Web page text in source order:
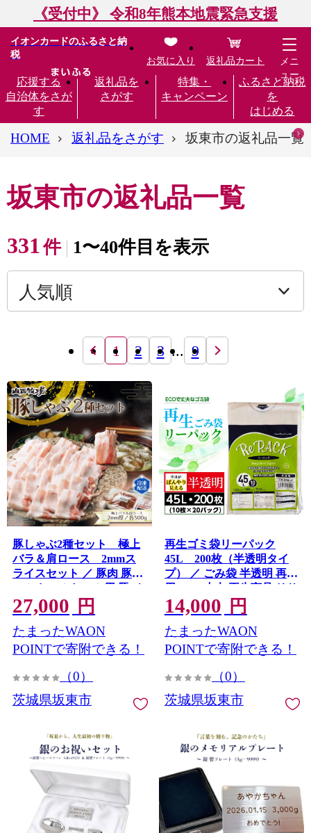
《受付中》 令和8年熊本地震緊急支援
イオンカードのふるさと納
税
応援する
自治体をさが
す
返礼品を
さがす
特集・
キャンペーン
ふるさと納税
を
はじめる
お気に入り 返礼品カート
メニ
ュー
HOME 返礼品をさがす 坂東市の返礼品一覧
坂東市の返礼品一覧
331件 1〜40件目を表示
1 2 3 ... 9
豚しゃぶ2種セット 極上
バラ＆肩ロース 2mmス
ライスセット ／ 豚肉 豚し
ゃぶ しゃぶしゃぶ用 豚バ
ラ 肩ロース 食べ比べ スラ
イス肉 2mmスライス 甘い
脂 やわらかい豚肉 豚汁 肉
巻き 鍋料理 お取り寄せ グ
城県 No.907
27,000 円
たまったWAON
POINTで寄附できる！
（0）
茨城県坂東市
再生ゴミ袋リーパック
45L 200枚（半透明タイ
プ） ／ ごみ袋 半透明 再利
用 エコ 丈夫 再生商品 リサ
イクル 国内生産 まとめ買
い 大容量 再生プラスチッ
ク エコ サステナブル 厚手
丈夫 破れにくい 45リット
用品 消耗品 生活雑貨 茨城
14,000 円
たまったWAON
POINTで寄附できる！
（0）
茨城県坂東市